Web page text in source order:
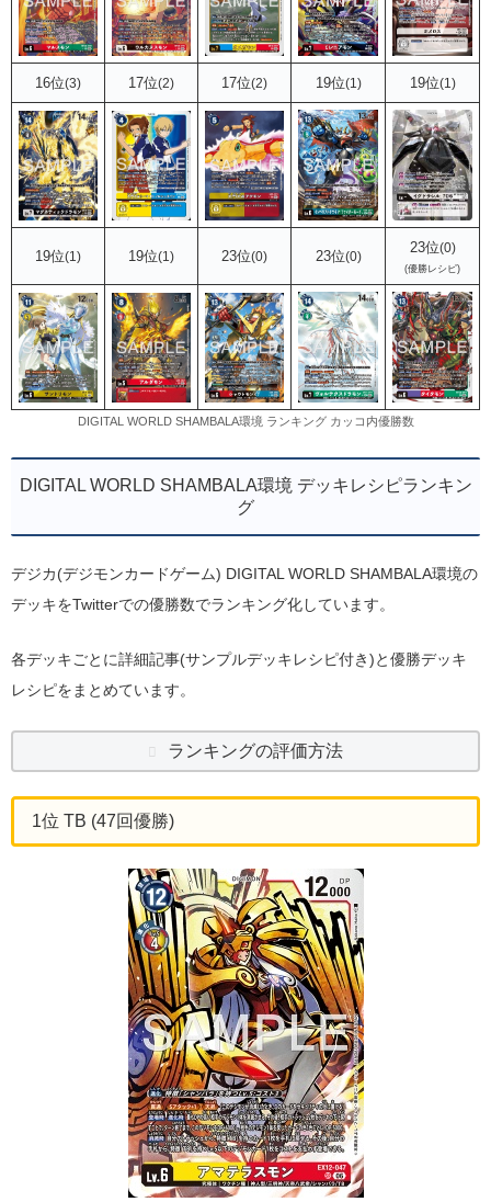
16位(3) 17位(2) 17位(2) 19位(1) 19位(1)
19位(1) 19位(1) 23位(0) 23位(0)
23位(0)
(優勝レシピ)
DIGITAL WORLD SHAMBALA環境 ランキング カッコ内優勝数
DIGITAL WORLD SHAMBALA環境 デッキレシピランキン
グ
デジカ(デジモンカードゲーム) DIGITAL WORLD SHAMBALA環境の
デッキをTwitterでの優勝数でランキング化しています。
各デッキごとに詳細記事(サンプルデッキレシピ付き)と優勝デッキ
レシピをまとめています。
ランキングの評価方法
1位 TB (47回優勝)